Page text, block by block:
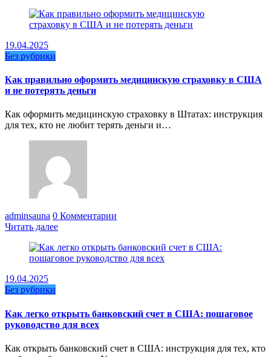
19.04.2025
Без рубрики
Как правильно оформить медицинскую страховку в США
и не потерять деньги
Как оформить медицинскую страховку в Штатах: инструкция
для тех, кто не любит терять деньги и…
adminsauna 0 Комментарии
Читать далее
19.04.2025
Без рубрики
Как легко открыть банковский счет в США: пошаговое
руководство для всех
Как открыть банковский счет в США: инструкция для тех, кто